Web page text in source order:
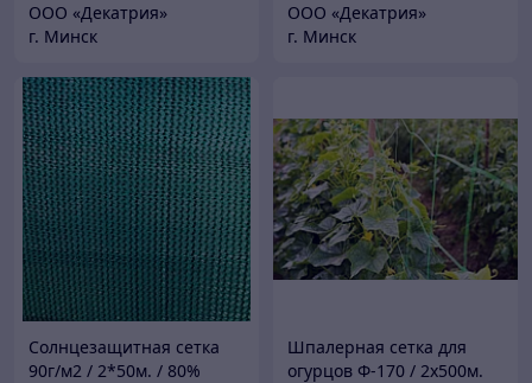
ООО «Декатрия»
г. Минск
ООО «Декатрия»
г. Минск
Солнцезащитная сетка
90г/м2 / 2*50м. / 80%
Шпалерная сетка для
огурцов Ф-170 / 2х500м.